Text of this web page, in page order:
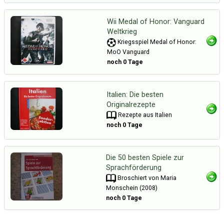
Wii Medal of Honor: Vanguard
Weltkrieg
Kriegsspiel Medal of Honor:
MoO Vanguard
noch 0 Tage
Italien: Die besten
Originalrezepte
Rezepte aus Italien
noch 0 Tage
Die 50 besten Spiele zur
Sprachförderung
Broschiert von Maria
Monschein (2008)
noch 0 Tage